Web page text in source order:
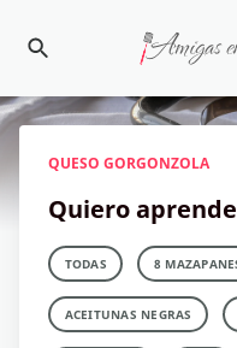
QUESO GORGONZOLA
Quiero
TODAS 8
ACEITUNAS NEGRAS